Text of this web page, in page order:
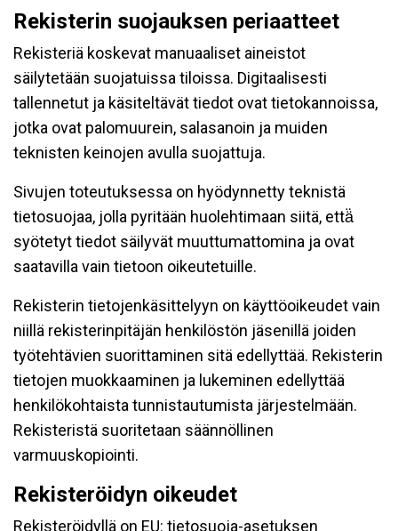
Rekisterin suojauksen periaatteet
Rekisteriä koskevat manuaaliset aineistot
säilytetään suojatuissa tiloissa. Digitaalisesti
tallennetut ja käsiteltävät tiedot ovat tietokannoissa,
jotka ovat palomuurein, salasanoin ja muiden
teknisten keinojen avulla suojattuja.
Sivujen toteutuksessa on hyödynnetty teknistä
tietosuojaa, jolla pyritään huolehtimaan siitä, että̈
syötetyt tiedot säilyvät muuttumattomina ja ovat
saatavilla vain tietoon oikeutetuille.
Rekisterin tietojenkäsittelyyn on käyttöoikeudet vain
niillä rekisterinpitäjän henkilöstön jäsenillä joiden
työtehtävien suorittaminen sitä edellyttää. Rekisterin
tietojen muokkaaminen ja lukeminen edellyttää
henkilökohtaista tunnistautumista järjestelmään.
Rekisteristä suoritetaan säännöllinen
varmuuskopiointi.
Rekisteröidyn oikeudet
Rekisteröidyllä on EU: tietosuoja-asetuksen